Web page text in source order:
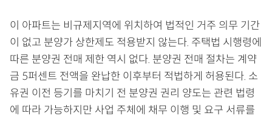
이 아파트는 비규제지역에 위치하여 법적인 거주 의무 기간
이 없고 분양가 상한제도 적용받지 않는다. 주택법 시행령에
따른 분양권 전매 제한 역시 없다. 분양권 전매 절차는 계약
금 5퍼센트 전액을 완납한 이후부터 적법하게 허용된다. 소
유권 이전 등기를 마치기 전 분양권 권리 양도는 관련 법령
에 따라 가능하지만 사업 주체에 채무 이행 및 요구 서류를